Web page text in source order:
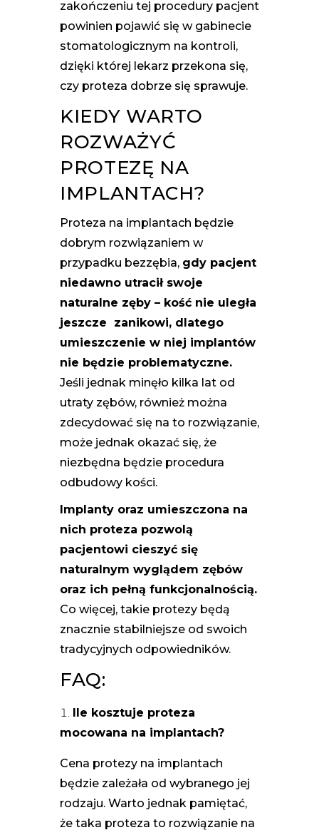
zakończeniu tej procedury pacjent
powinien pojawić się w gabinecie
stomatologicznym na kontroli,
dzięki której lekarz przekona się,
czy proteza dobrze się sprawuje.
KIEDY WARTO
ROZWAŻYĆ
PROTEZĘ NA
IMPLANTACH?
Proteza na implantach będzie
dobrym rozwiązaniem w
przypadku bezzębia, gdy pacjent
niedawno utracił swoje
naturalne zęby – kość nie uległa
jeszcze zanikowi, dlatego
umieszczenie w niej implantów
nie będzie problematyczne.
Jeśli jednak minęło kilka lat od
utraty zębów, również można
zdecydować się na to rozwiązanie,
może jednak okazać się, że
niezbędna będzie procedura
odbudowy kości.
Implanty oraz umieszczona na
nich proteza pozwolą
pacjentowi cieszyć się
naturalnym wyglądem zębów
oraz ich pełną funkcjonalnością.
Co więcej, takie protezy będą
znacznie stabilniejsze od swoich
tradycyjnych odpowiedników.
FAQ:
Ile kosztuje proteza
mocowana na implantach?
Cena protezy na implantach
będzie zależała od wybranego jej
rodzaju. Warto jednak pamiętać,
że taka proteza to rozwiązanie na